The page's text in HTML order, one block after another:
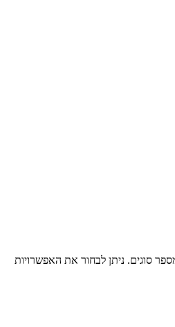
סוגים. ניתן לבחור את האפשרויות